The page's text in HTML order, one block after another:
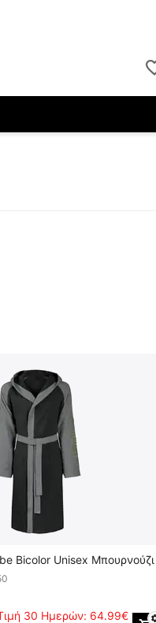
Bicolor Unisex Μπουρνούζι
30 Ημερών: 64.99€